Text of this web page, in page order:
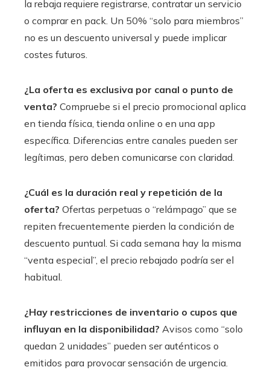
la rebaja requiere registrarse, contratar un servicio
o comprar en pack. Un 50% “solo para miembros”
no es un descuento universal y puede implicar
costes futuros.
¿La oferta es exclusiva por canal o punto de
venta? Compruebe si el precio promocional aplica
en tienda física, tienda online o en una app
específica. Diferencias entre canales pueden ser
legítimas, pero deben comunicarse con claridad.
¿Cuál es la duración real y repetición de la
oferta? Ofertas perpetuas o “relámpago” que se
repiten frecuentemente pierden la condición de
descuento puntual. Si cada semana hay la misma
“venta especial”, el precio rebajado podría ser el
habitual.
¿Hay restricciones de inventario o cupos que
influyan en la disponibilidad? Avisos como “solo
quedan 2 unidades” pueden ser auténticos o
emitidos para provocar sensación de urgencia.